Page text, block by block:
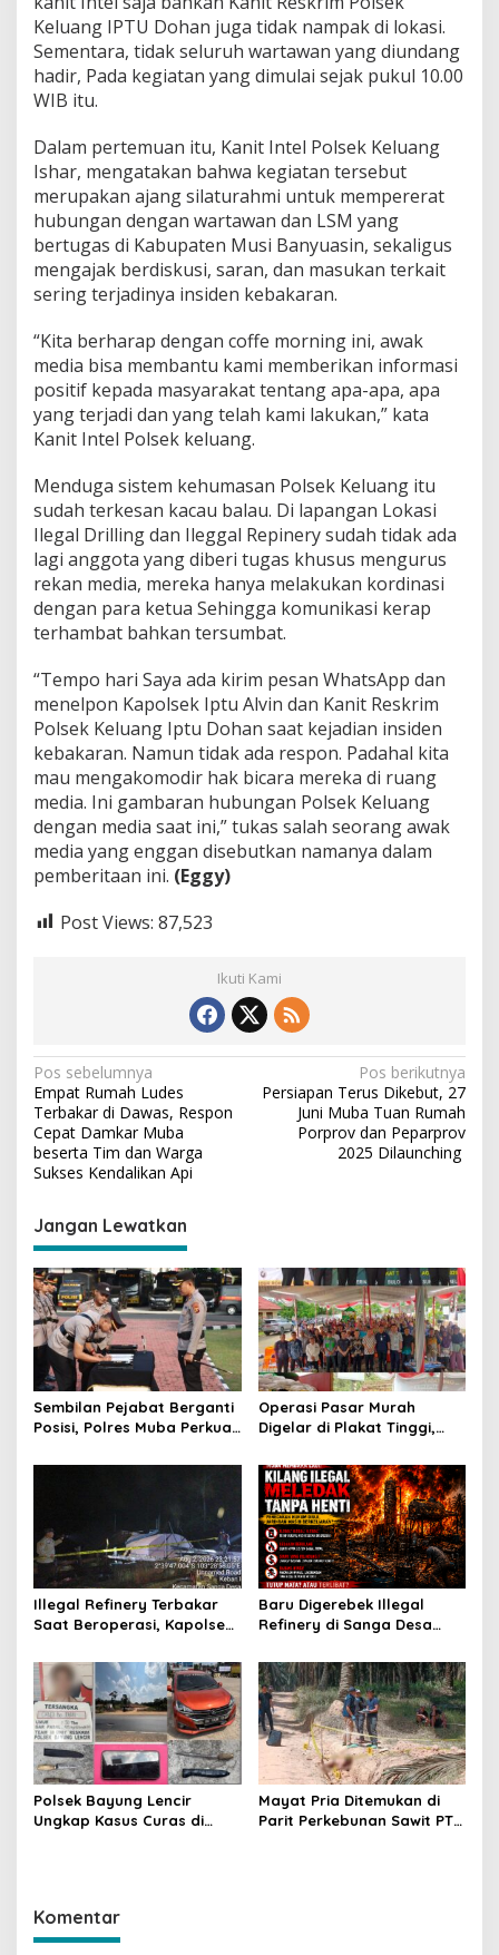
Keluang IPTU Dohan juga tidak nampak di lokasi.
Sementara, tidak seluruh wartawan yang diundang
hadir, Pada kegiatan yang dimulai sejak pukul 10.00
WIB itu.
Dalam pertemuan itu, Kanit Intel Polsek Keluang
Ishar, mengatakan bahwa kegiatan tersebut
merupakan ajang silaturahmi untuk mempererat
hubungan dengan wartawan dan LSM yang
bertugas di Kabupaten Musi Banyuasin, sekaligus
mengajak berdiskusi, saran, dan masukan terkait
sering terjadinya insiden kebakaran.
“Kita berharap dengan coffe morning ini, awak
media bisa membantu kami memberikan informasi
positif kepada masyarakat tentang apa-apa, apa
yang terjadi dan yang telah kami lakukan,” kata
Kanit Intel Polsek keluang.
Menduga sistem kehumasan Polsek Keluang itu
sudah terkesan kacau balau. Di lapangan Lokasi
Ilegal Drilling dan Ileggal Repinery sudah tidak ada
lagi anggota yang diberi tugas khusus mengurus
rekan media, mereka hanya melakukan kordinasi
dengan para ketua Sehingga komunikasi kerap
terhambat bahkan tersumbat.
“Tempo hari Saya ada kirim pesan WhatsApp dan
menelpon Kapolsek Iptu Alvin dan Kanit Reskrim
Polsek Keluang Iptu Dohan saat kejadian insiden
kebakaran. Namun tidak ada respon. Padahal kita
mau mengakomodir hak bicara mereka di ruang
media. Ini gambaran hubungan Polsek Keluang
dengan media saat ini,” tukas salah seorang awak
media yang enggan disebutkan namanya dalam
pemberitaan ini. (Eggy)
Post Views: 87,523
Ikuti Kami
N
a
v
i
a
s
i
p
o
s
Pos sebelumnya
Empat Rumah Ludes
Terbakar di Dawas, Respon
Cepat Damkar Muba
beserta Tim dan Warga
Sukses Kendalikan Api
Pos berikutnya
Persiapan Terus Dikebut, 27
Juni Muba Tuan Rumah
Porprov dan Peparprov
2025 Dilaunching
Jangan Lewatkan
Sembilan Pejabat Berganti
Posisi, Polres Muba Perkuat
Presisi
Operasi Pasar Murah
Digelar di Plakat Tinggi,
Subsidi untuk Ringankan
Beban Warga
Illegal Refinery Terbakar
Saat Beroperasi, Kapolsek
Penindakan dan
Pencegahan Terus
Dilakukan
Baru Digerebek Illegal
Refinery di Sanga Desa
Hukum Dipertanyakan
Polsek Bayung Lencir
Ungkap Kasus Curas di
Mayat Pria Ditemukan di
Parit Perkebunan Sawit PT
Komentar